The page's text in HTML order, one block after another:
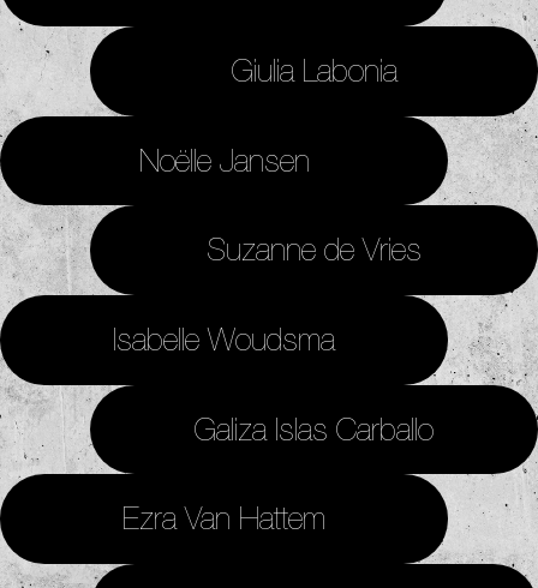
Giulia Labonia
Noëlle Jansen
Suzanne de Vries
Isabelle Woudsma
Galiza Islas Carballo
Ezra Van Hattem